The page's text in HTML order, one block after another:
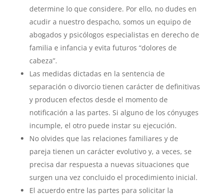
determine lo que considere. Por ello, no dudes en
acudir a nuestro despacho, somos un equipo de
abogados y psicólogos especialistas en derecho de
familia e infancia y evita futuros “dolores de
cabeza”.
Las medidas dictadas en la sentencia de
separación o divorcio tienen carácter de definitivas
y producen efectos desde el momento de
notificación a las partes. Si alguno de los cónyuges
incumple, el otro puede instar su ejecución.
No olvides que las relaciones familiares y de
pareja tienen un carácter evolutivo y, a veces, se
precisa dar respuesta a nuevas situaciones que
surgen una vez concluido el procedimiento inicial.
El acuerdo entre las partes para solicitar la